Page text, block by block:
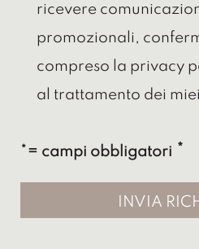
ricevere
promozionali,
compreso la privacy
al trattamento dei
*= campi obbligatori